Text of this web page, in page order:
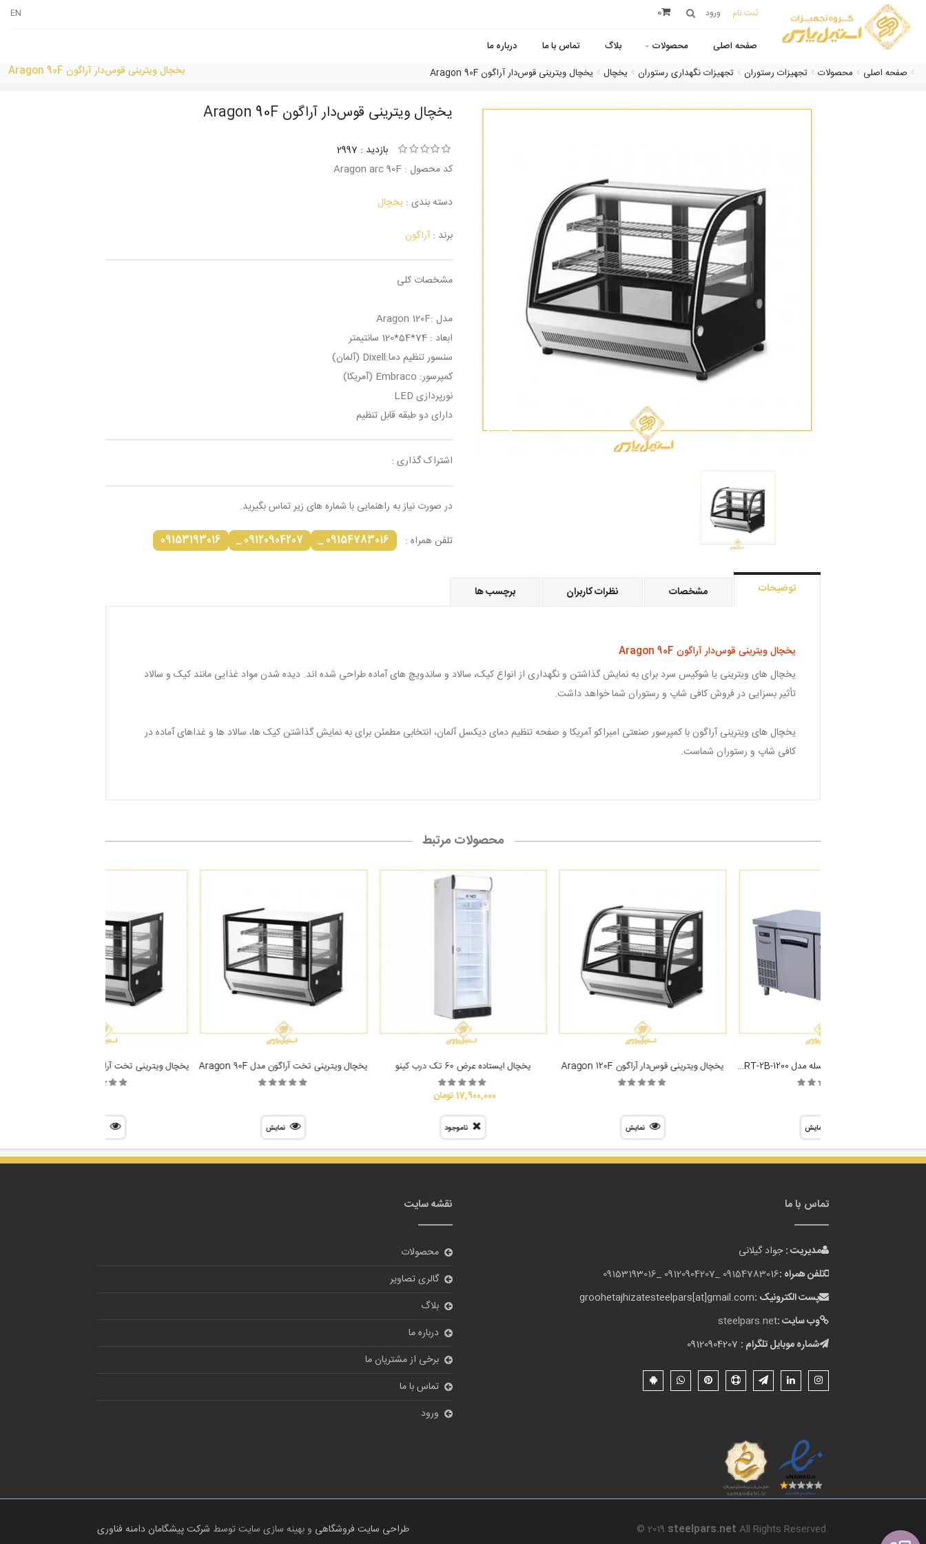
ثبت نام ورود 0
EN
صفحه اصلی محصولات بلاگ تماس با ما
درباره ما
صفحه اصلی
محصولات تجهیزات رستوران تجهیزات نگهداری رستوران یخچال یخچال ویترینی قوس‌دار آراگون Aragon 90F یخچال ویترینی قوس‌دار آراگون Aragon 90F
یخچال ویترینی قوس‌دار آراگون Aragon 90F
بازدید : 2997
کد محصول : Aragon arc 90F
دسته بندی : یخچال
برند :آراگون
مشخصات کلی
مدل :Aragon 120F
ابعاد : 74*54*120 سانتیمتر
سنسور تنظیم دما:Dixell (آلمان)
کمپرسور: Embraco (آمریکا)
نورپردازی LED
دارای دو طبقه قابل تنظیم
اشتراک گذاری :
در صورت نیاز به راهنمایی با شماره های زیر تماس بگیرید.
تلفن همراه : 09154783016 _
09120904207 _
09153193016
توضیحات مشخصات نظرات کاربران برچسب ها
یخچال ویترینی قوس‌دار آراگون Aragon 90F
یخچال های ویترینی یا شوکیس سرد برای به نمایش گذاشتن و نگهداری از انواع کیک، سالاد و ساندویچ های آماده طراحی شده اند. دیده شدن مواد غذایی مانند کیک و سالاد
تأثیر بسزایی در فروش کافی شاپ و رستوران شما خواهد داشت.
یخچال های ویترینی آراگون با کمپرسور صنعتی امبراکو آمریکا و صفحه تنظیم دمای دیکسل آلمان، انتخابی مطمئن برای به نمایش گذاشتن کیک ها، سالاد ها و غداهای آماده در
کافی شاپ و رستوران شماست.
محصولات مرتبط
یخچال میز کار در استیل لاسله مدل Lassele LNRT-2B-1200
نمایش
یخچال ویترینی قوس‌دار آراگون Aragon 120F
نمایش
یخچال ایستاده عرض 60 تک درب کینو
17,900,000 تومان
ناموجود
یخچال ویترینی تخت آراگون مدل Aragon 90F
نمایش
یخچال ویترینی تخت آراگون مدل Aragon 120F
تماس با ما
مدیریت :جواد گیلانی
تلفن همراه :09154783016 _
09120904207 _
09153193016
پست الکترونیک :groohetajhizatesteelpars[at]gmail.com
وب سایت :steelpars.net
شماره موبایل تلگرام :
نقشه سایت
محصولات
گالری تصاویر
بلاگ
درباره ما
برخی از مشتریان ما
تماس با ما
ورود
© 2019 steelpars.net All Rights Reserved. طراحی سایت فروشگاهی و بهینه سازی سایت توسط شرکت پیشگامان دامنه فناوری